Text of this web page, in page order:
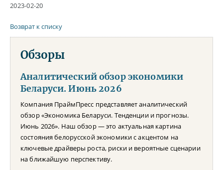
2023-02-20
Возврат к списку
Обзоры
Аналитический обзор экономики
Беларуси. Июнь 2026
Компания ПраймПресс представляет аналитический
обзор «Экономика Беларуси. Тенденции и прогнозы.
Июнь 2026». Наш обзор — это актуальная картина
состояния белорусской экономики с акцентом на
ключевые драйверы роста, риски и вероятные сценарии
на ближайшую перспективу.